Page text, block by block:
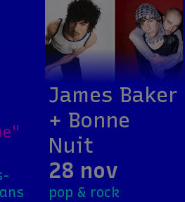
James Baker
+ Bonne
Nuit
28 nov
pop & rock